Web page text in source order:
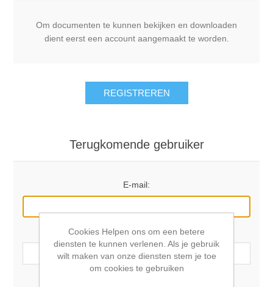
Om documenten te kunnen bekijken en downloaden
dient eerst een account aangemaakt te worden.
REGISTREREN
Terugkomende gebruiker
E-mail:
Wachtwoord:
Cookies Helpen ons om een betere
diensten te kunnen verlenen. Als je gebruik
wilt maken van onze diensten stem je toe
om cookies te gebruiken